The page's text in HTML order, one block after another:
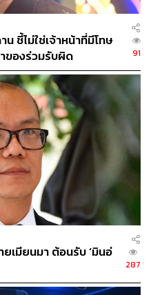
72
AUTHOR
TEAM
าร THE STANDARD
ชี้ไม่ใช่เจ้าหน้าที่มีโทษ
ของร่วมรับผิด
91
เมียนมา ต้อนรับ ‘มินอ่
287